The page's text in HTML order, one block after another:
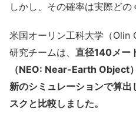
しかし、その確率は実際どの
米国オーリン工科大学（
研究チームは、 直径140メー
（NEO: Near-Earth Object
新のシミュレーションで算
スクと比較しました。